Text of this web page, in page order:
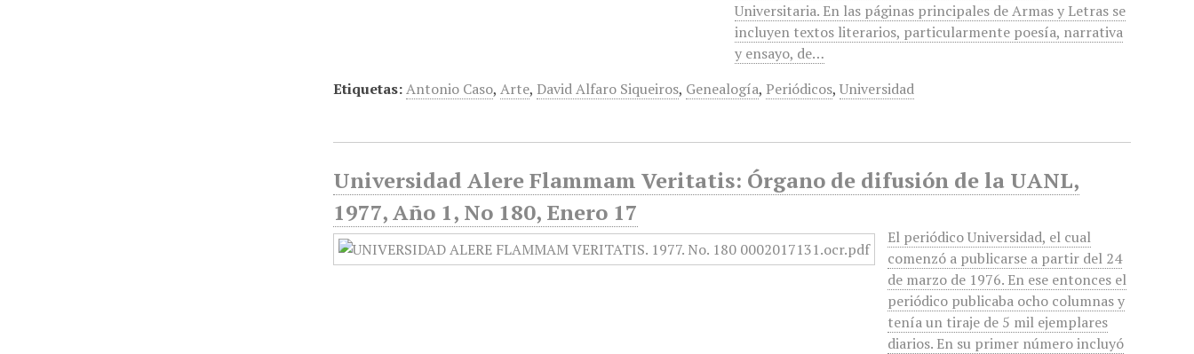
Universitaria. En las páginas principales de Armas y Letras se
incluyen textos literarios, particularmente poesía, narrativa
y ensayo, de…
Etiquetas:Antonio Caso,Arte, David Alfaro Siqueiros, Genealogía, Periódicos,Universidad
Universidad Alere Flammam Veritatis: Órgano de difusión de la UANL,
1977, Año 1, No 180, Enero 17
El periódico Universidad, el cual
comenzó a publicarse a partir del 24
de marzo de 1976. En ese entonces el
periódico publicaba ocho columnas y
tenía un tiraje de 5 mil ejemplares
diarios. En su primer número incluyó